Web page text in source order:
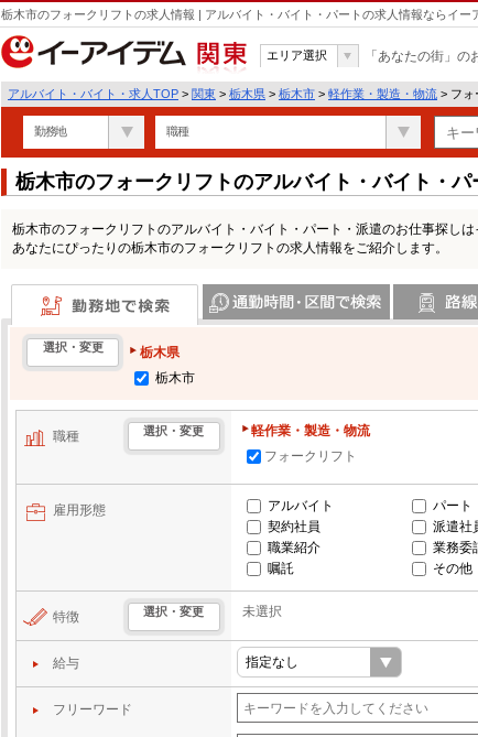
栃木市のフォークリフトの求人情報 | アルバイト・バイト・パートの求人情報ならイー
関東
エリア選択 「あなたの街」
アルバイト・バイト・求人TOP > 関東 > 栃木県 > 栃木市 > 軽作業・製造・物流 > フォ
勤務地 職種
栃木市のフォークリフトのアルバイト・バイト・
栃木市のフォークリフトのアルバイト・バイト・パート・派遣のお仕事探しは
あなたにぴったりの栃木市のフォークリフトの求人情報をご紹介します。
勤務地で検索
選択・変更
栃木県
栃木市
職種 選択・変更
軽作業・製造・物流
フォークリフト
雇用形態 アルバイト パート
契約社員
派遣社
職業紹介
業務委
嘱託
その他
特徴 選択・変更 未選択
給与
フリーワード